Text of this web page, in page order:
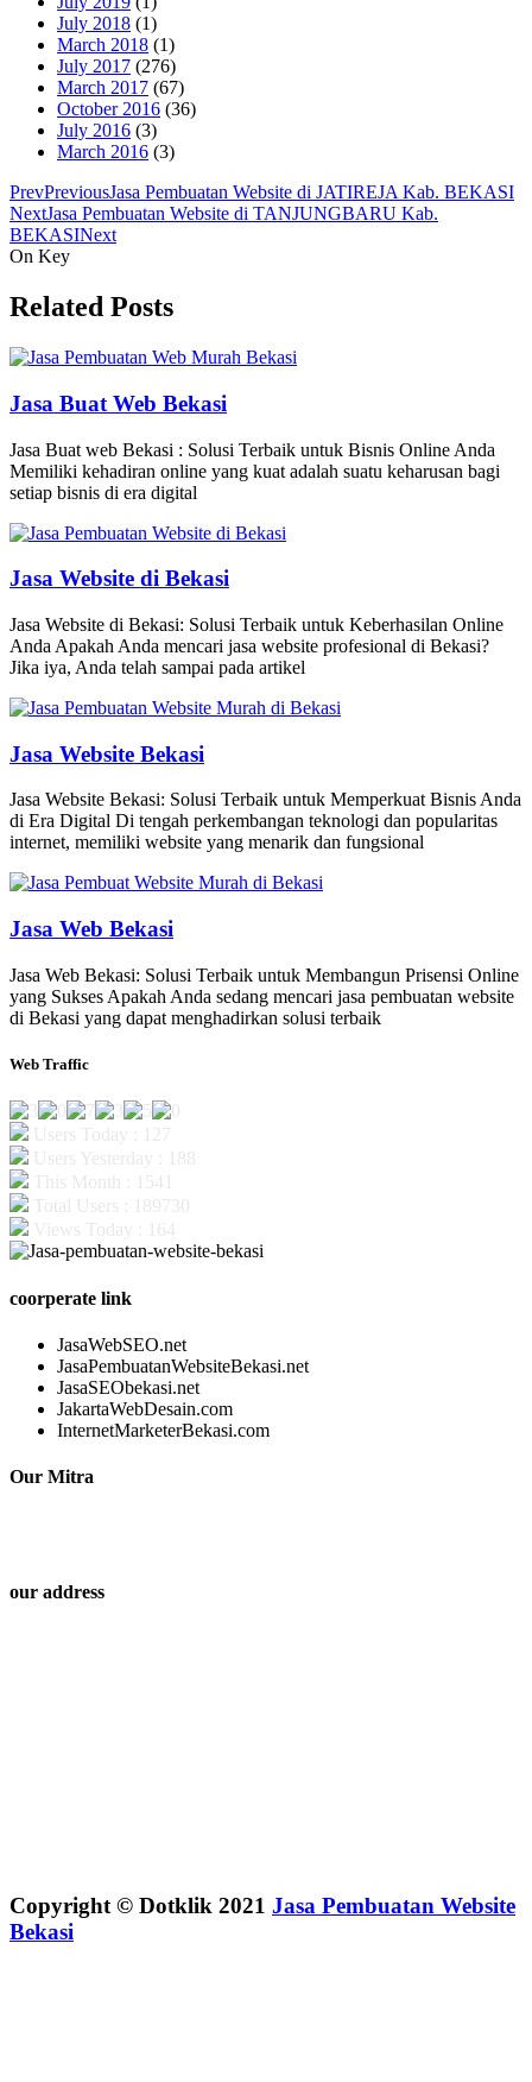
July 2018 (1)
March 2018 (1)
July 2017 (276)
March 2017 (67)
October 2016 (36)
July 2016 (3)
March 2016 (3)
PrevPreviousJasa Pembuatan Website di JATIREJA Kab. BEKASI
NextJasa Pembuatan Website di TANJUNGBARU Kab.
BEKASINext
On Key
Related Posts
Jasa Buat Web Bekasi
Jasa Buat web Bekasi : Solusi Terbaik untuk Bisnis Online Anda
Memiliki kehadiran online yang kuat adalah suatu keharusan bagi
setiap bisnis di era digital
Jasa Website di Bekasi
Jasa Website di Bekasi: Solusi Terbaik untuk Keberhasilan Online
Anda Apakah Anda mencari jasa website profesional di Bekasi?
Jika iya, Anda telah sampai pada artikel
Jasa Website Bekasi
Jasa Website Bekasi: Solusi Terbaik untuk Memperkuat Bisnis Anda
di Era Digital Di tengah perkembangan teknologi dan popularitas
internet, memiliki website yang menarik dan fungsional
Jasa Web Bekasi
Jasa Web Bekasi: Solusi Terbaik untuk Membangun Prisensi Online
yang Sukses Apakah Anda sedang mencari jasa pembuatan website
di Bekasi yang dapat menghadirkan solusi terbaik
Web Traffic
coorperate link
JasaWebSEO.net
JasaPembuatanWebsiteBekasi.net
JasaSEObekasi.net
JakartaWebDesain.com
InternetMarketerBekasi.com
Our Mitra
our address
Copyright © Dotklik 2021 Jasa Pembuatan Website
Bekasi